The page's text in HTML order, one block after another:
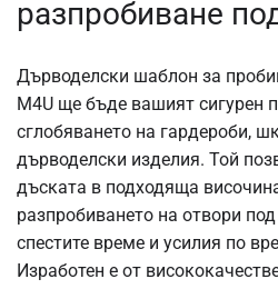
разпробиване
Дърводелски шаблон за
M4U ще бъде вашият сигурен
сглобяването на гардероби,
дърводелски изделия. Той
дъската в подходяща
разпробиването на отвори
спестите време и усилия по
Изработен е от